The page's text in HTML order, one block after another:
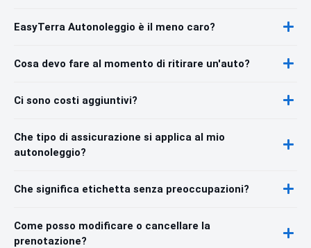
EasyTerra Autonoleggio è il meno caro?
Cosa devo fare al momento di ritirare un'auto?
Ci sono costi aggiuntivi?
Che tipo di assicurazione si applica al mio
autonoleggio?
Che significa etichetta senza preoccupazioni?
Come posso modificare o cancellare la
prenotazione?